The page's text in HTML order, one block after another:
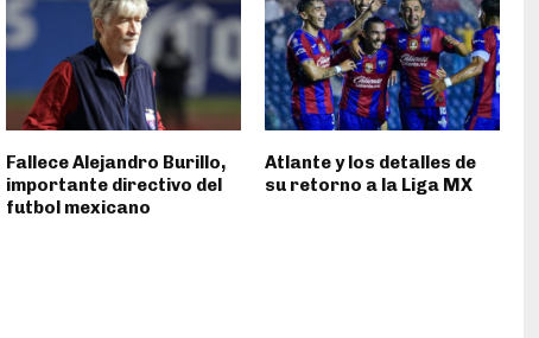
Fallece Alejandro Burillo,
importante directivo del
futbol mexicano
Atlante y los detalles de
su retorno a la Liga MX